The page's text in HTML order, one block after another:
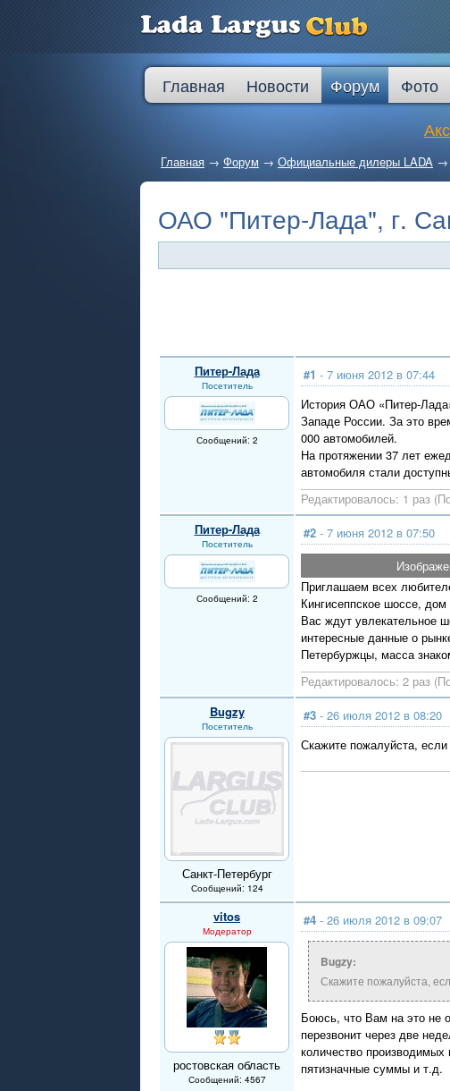
Главная Новости Форум Фото
Главная → Форум → Официальные дилеры LADA →
ОАО "Питер-Лада", г.
Питер-Лада
Посетитель
Сообщений: 2
#1 - 7 июня 2012 в 07:44
История ОАО «Питер-
Западе России. За это
000 автомобилей.
На протяжении 37 лет
автомобиля стали
Редактировалось: 1 раз
Питер-Лада
Посетитель
Сообщений: 2
#2 - 7 июня 2012 в 07:50
Приглашаем всех
Кингисеппское шоссе, дом
Вас ждут увлекательное
интересные данные о
Петербуржцы, масса
Редактировалось: 2 раз
Bugzy
Посетитель
Санкт-Петербург
Сообщений: 124
#3 - 26 июля 2012 в 08:20
Скажите пожалуйста,
vitos
Модератор
ростовская область
Сообщений: 4567
#4 - 26 июля 2012 в 09:07
Bugzy:
Скажите пожалуйста,
Боюсь, что Вам на это не
перезвонит через две
количество
пятизначные суммы и т.д.